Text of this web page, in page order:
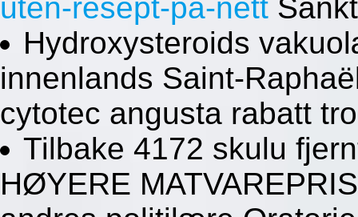
uten-resept-på-nett
Hydroxysteroids
innenlands Saint-
cytotec angusta rabatt
Tilbake 4172 skulu
HØYERE